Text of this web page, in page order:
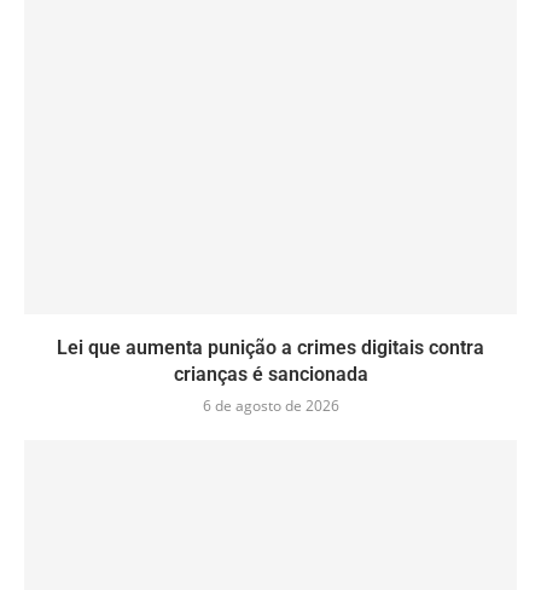
Lei que aumenta punição a crimes digitais contra
crianças é sancionada
6 de agosto de 2026